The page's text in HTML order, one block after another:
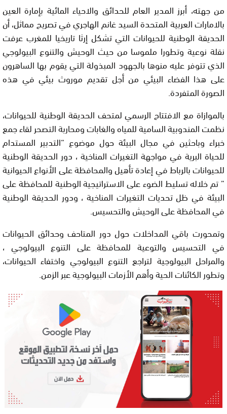
من جهته، أبرز المدير العام للحدائق والاحياء المائية بإمارة العين
بالامارات العربية المتحدة السيد غانم الهاجري في تصريح مماثل، أن
الحديقة الوطنية للحيوانات التي تشكل إرثا تاريخيا للمغرب عرفت
نقلة نوعية وتطورا ملموسا من حيث الوحيش والتنوع البيولوجي
الذي تتوفر عليه منوها بالجهود المبذولة التي يقوم بها الساهرون
على هذا الفضاء البيئي من أجل تقديم موروث بيئي في هذه
الصورة المتفردة.
بالموازاة مع الافتتاح الرسمي لمتحف الحديقة الوطنية للحيوانات،
نظمت المندوبية السامية للمياه والغابات ومحاربة التصحر لقاء جمع
خبراء وباحثين في مجال البيئة حول موضوع “التدبير المستدام
للحياة البرية في مواجهة التغيرات المناخية ، دور الحديقة الوطنية
للحيوانات بالرباط في إعادة تأهيل والمحافظة على الأنواع الحيوانية
” تم خلاله تسليط الضوء على الاستراتيجية الوطنية للمحافظة على
البيئة في ظل تحديات التغيرات المناخية ، ودور الحديقة الوطنية
في المحافظة على الوحيش والتحسيس.
وتمحورت باقي المداخلات حول دور المتاحف وحدائق الحيوانات
في التحسيس والتوعية للمحافظة على التنوع البيولوجي ،
والمراحل البيولوجية لتراجع التنوع البيولوجي واختفاء الحيوانات،
وتطور الكائنات الحية وأهم الأزمات البيولوجية عبر الزمن.